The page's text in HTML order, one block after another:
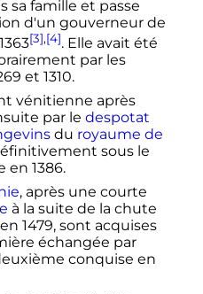
sa famille et passe
d'un gouverneur de
[3],[4]. Elle avait été
par les
et 1310.
vénitienne après
par le despotat
du royaume de
sous le
en 1386.
, après une courte
à la suite de la chute
1479, sont acquises
échangée par
conquise en